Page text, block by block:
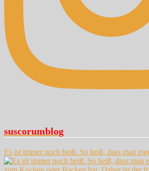
suscorumblog
Es ist immer noch heiß. So heiß, dass man